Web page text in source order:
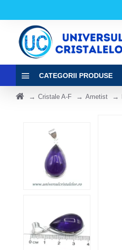
CATEGORII PRODUSE
Cristale A-F Ametist